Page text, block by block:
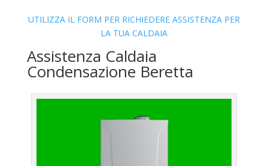
UTILIZZA IL FORM PER RICHIEDERE ASSISTENZA PER
LA TUA CALDAIA
Assistenza Caldaia
Condensazione Beretta